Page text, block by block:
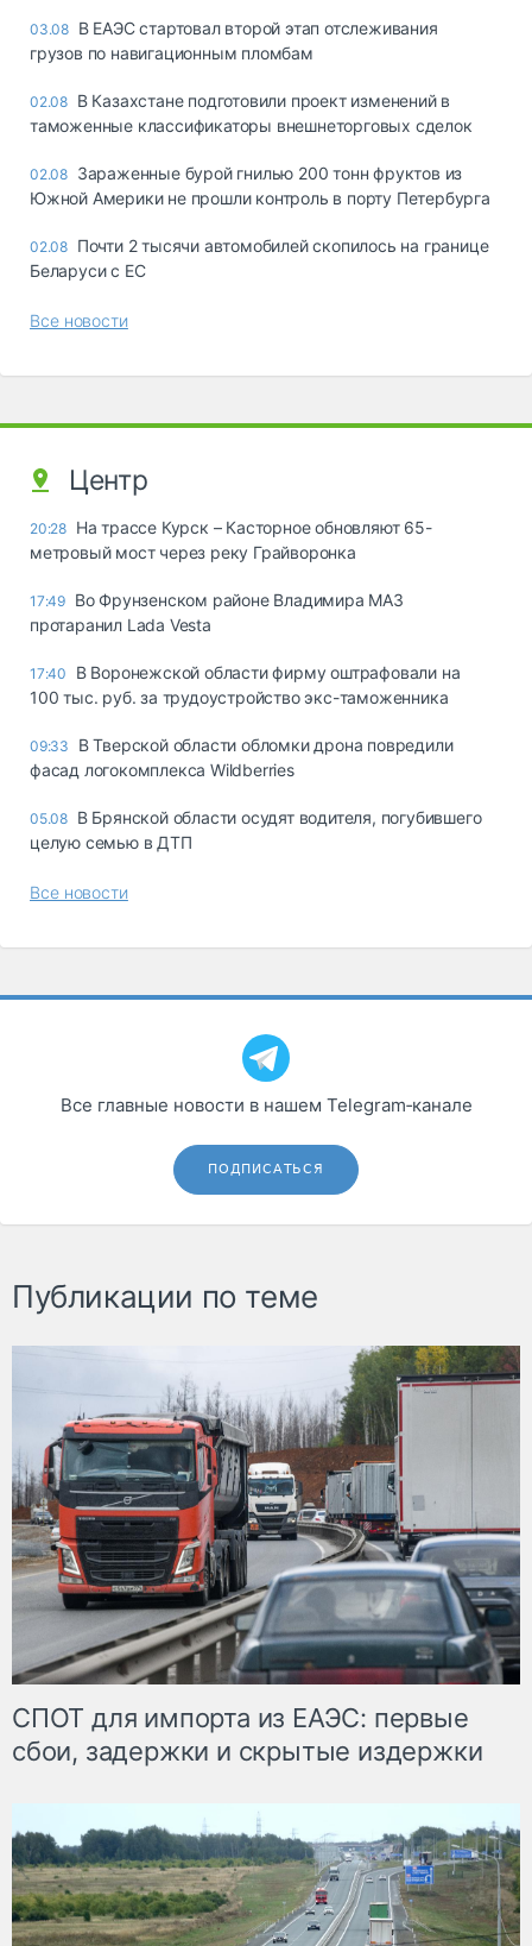
03.08 В ЕАЭС стартовал второй этап отслеживания
грузов по навигационным пломбам
02.08 В Казахстане подготовили проект изменений в
таможенные классификаторы внешнеторговых сделок
02.08 Зараженные бурой гнилью 200 тонн фруктов из
Южной Америки не прошли контроль в порту Петербурга
02.08 Почти 2 тысячи автомобилей скопилось на границе
Беларуси с ЕС
Все новости
Центр
20:28 На трассе Курск – Касторное обновляют 65-
метровый мост через реку Грайворонка
17:49 Во Фрунзенском районе Владимира МАЗ
протаранил Lada Vesta
17:40
В Воронежской области фирму оштрафовали на
100 тыс. руб. за трудоустройство экс-таможенника
09:33
В Тверской области обломки дрона повредили
фасад логокомплекса Wildberries
05.08 В Брянской области осудят водителя, погубившего
целую семью в ДТП
Все новости
Все главные новости в нашем Telegram‑канале
ПОДПИСАТЬСЯ
Публикации по теме
СПОТ для импорта из ЕАЭС: первые
сбои, задержки и скрытые издержки